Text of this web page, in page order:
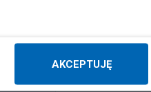
AKCEPTUJĘ